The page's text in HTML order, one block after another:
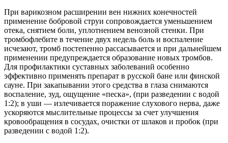
При варикозном расширении вен нижних конечностей
применение бобровой струи сопровождается уменьшением
отека, снятием боли, уплотнением венозной стенки. При
тромбофлебите в течение двух недель боль и воспаление
исчезают, тромб постепенно рассасывается и при дальнейшем
применении предупреждается образование новых тромбов.
Для профилактики суставных заболеваний особенно
эффективно применять препарат в русской бане или финской
сауне. При закапывании этого средства в глаза снимаются
воспаление, зуд, ощущение «песка», (при разведении с водой
1:2); в уши — излечивается поражение слухового нерва, даже
ускоряются мыслительные процессы за счет улучшения
кровообращения в сосудах, очистки от шлаков и пробок (при
разведении с водой 1:2).